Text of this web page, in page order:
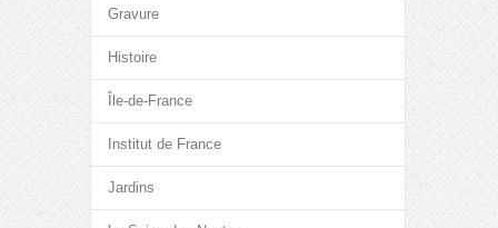
Gravure
Histoire
Île-de-France
Institut de France
Jardins